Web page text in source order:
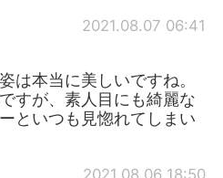
2021.08.07 06:41
は本当に美しいですね。
すが、素人目にも綺麗な
といつも見惚れてしまい